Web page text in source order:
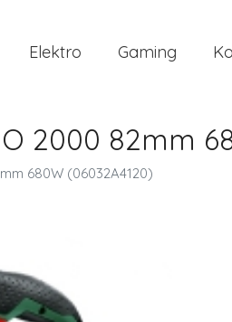
Elektro Gaming
2000 82mm
680W (06032A4120)